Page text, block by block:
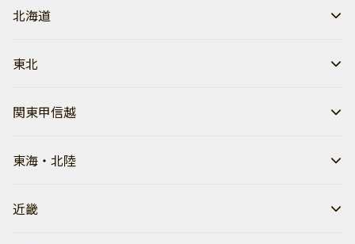
北海道
東北
関東甲信越
東海・北陸
近畿